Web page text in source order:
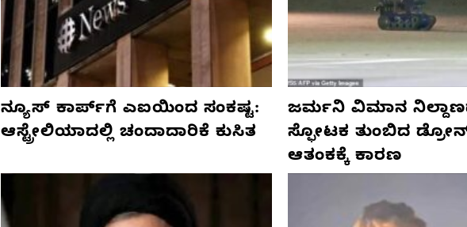
ನ್ಯೂಸ್ ಕಾರ್ಪ್‌ಗೆ ಎಐಯಿಂದ ಸಂಕಷ್ಟ:
ಆಸ್ಟ್ರೇಲಿಯಾದಲ್ಲಿ ಚಂದಾದಾರಿಕೆ ಕುಸಿತ
ಜರ್ಮನಿ ವಿಮಾನ
ಸ್ಫೋಟಕ ತುಂಬಿದ
ಆತಂಕಕ್ಕೆ ಕಾರಣ